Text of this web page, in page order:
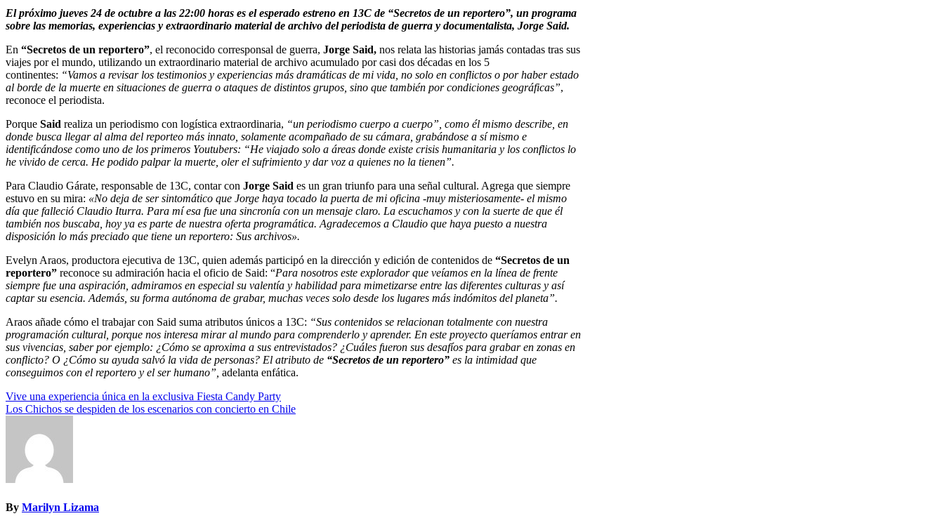
El próximo jueves 24 de octubre a las 22:00 horas es el esperado estreno en 13C de “Secretos de un reportero”, un programa
sobre las memorias, experiencias y extraordinario material de archivo del periodista de guerra y documentalista, Jorge Said.
En “Secretos de un reportero”, el reconocido corresponsal de guerra, Jorge Said, nos relata las historias jamás contadas tras sus
viajes por el mundo, utilizando un extraordinario material de archivo acumulado por casi dos décadas en los 5
continentes: “Vamos a revisar los testimonios y experiencias más dramáticas de mi vida, no solo en conflictos o por haber estado
al borde de la muerte en situaciones de guerra o ataques de distintos grupos, sino que también por condiciones geográficas”,
reconoce el periodista.
Porque Said realiza un periodismo con logística extraordinaria, “un periodismo cuerpo a cuerpo”, como él mismo describe, en
donde busca llegar al alma del reporteo más innato, solamente acompañado de su cámara, grabándose a sí mismo e
identificándose como uno de los primeros Youtubers: “He viajado solo a áreas donde existe crisis humanitaria y los conflictos lo
he vivido de cerca. He podido palpar la muerte, oler el sufrimiento y dar voz a quienes no la tienen”.
Para Claudio Gárate, responsable de 13C, contar con Jorge Said es un gran triunfo para una señal cultural. Agrega que siempre
estuvo en su mira: «No deja de ser sintomático que Jorge haya tocado la puerta de mi oficina -muy misteriosamente- el mismo
día que falleció Claudio Iturra. Para mí esa fue una sincronía con un mensaje claro. La escuchamos y con la suerte de que él
también nos buscaba, hoy ya es parte de nuestra oferta programática. Agradecemos a Claudio que haya puesto a nuestra
disposición lo más preciado que tiene un reportero: Sus archivos».
Evelyn Araos, productora ejecutiva de 13C, quien además participó en la dirección y edición de contenidos de “Secretos de un
reportero” reconoce su admiración hacia el oficio de Said: “Para nosotros este explorador que veíamos en la línea de frente
siempre fue una aspiración, admiramos en especial su valentía y habilidad para mimetizarse entre las diferentes culturas y así
captar su esencia. Además, su forma autónoma de grabar, muchas veces solo desde los lugares más indómitos del planeta”.
Araos añade cómo el trabajar con Said suma atributos únicos a 13C: “Sus contenidos se relacionan totalmente con nuestra
programación cultural, porque nos interesa mirar al mundo para comprenderlo y aprender. En este proyecto queríamos entrar en
sus vivencias, saber por ejemplo: ¿Cómo se aproxima a sus entrevistados? ¿Cuáles fueron sus desafíos para grabar en zonas en
conflicto? O ¿Cómo su ayuda salvó la vida de personas? El atributo de “Secretos de un reportero” es la intimidad que
conseguimos con el reportero y el ser humano”, adelanta enfática.
Navegación
de
entradas
Vive una experiencia única en la exclusiva Fiesta Candy Party
Los Chichos se despiden de los escenarios con concierto en Chile
By Marilyn Lizama